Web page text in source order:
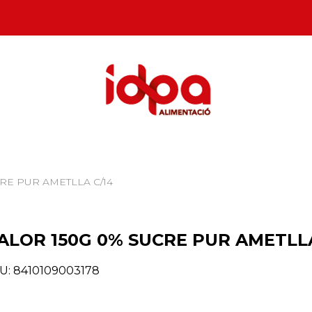
PUR AMETLLA C/14
150G 0% SUCRE PUR
8410109003178